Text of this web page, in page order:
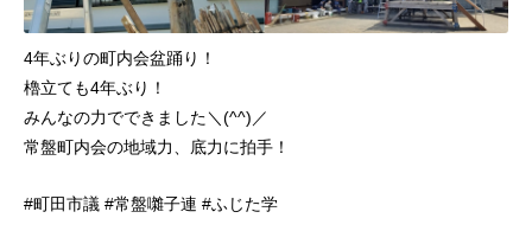
4年ぶりの町内会盆踊り！
櫓立ても4年ぶり！
みんなの力でできました＼(^^)／
常盤町内会の地域力、底力に拍手！
#町田市議 #常盤囃子連 #ふじた学